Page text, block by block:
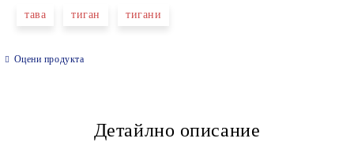
Ние ще се свържем с вас в рамките на работния ден.
тава тиган тигани
Оцени продукта
Детайлно описание